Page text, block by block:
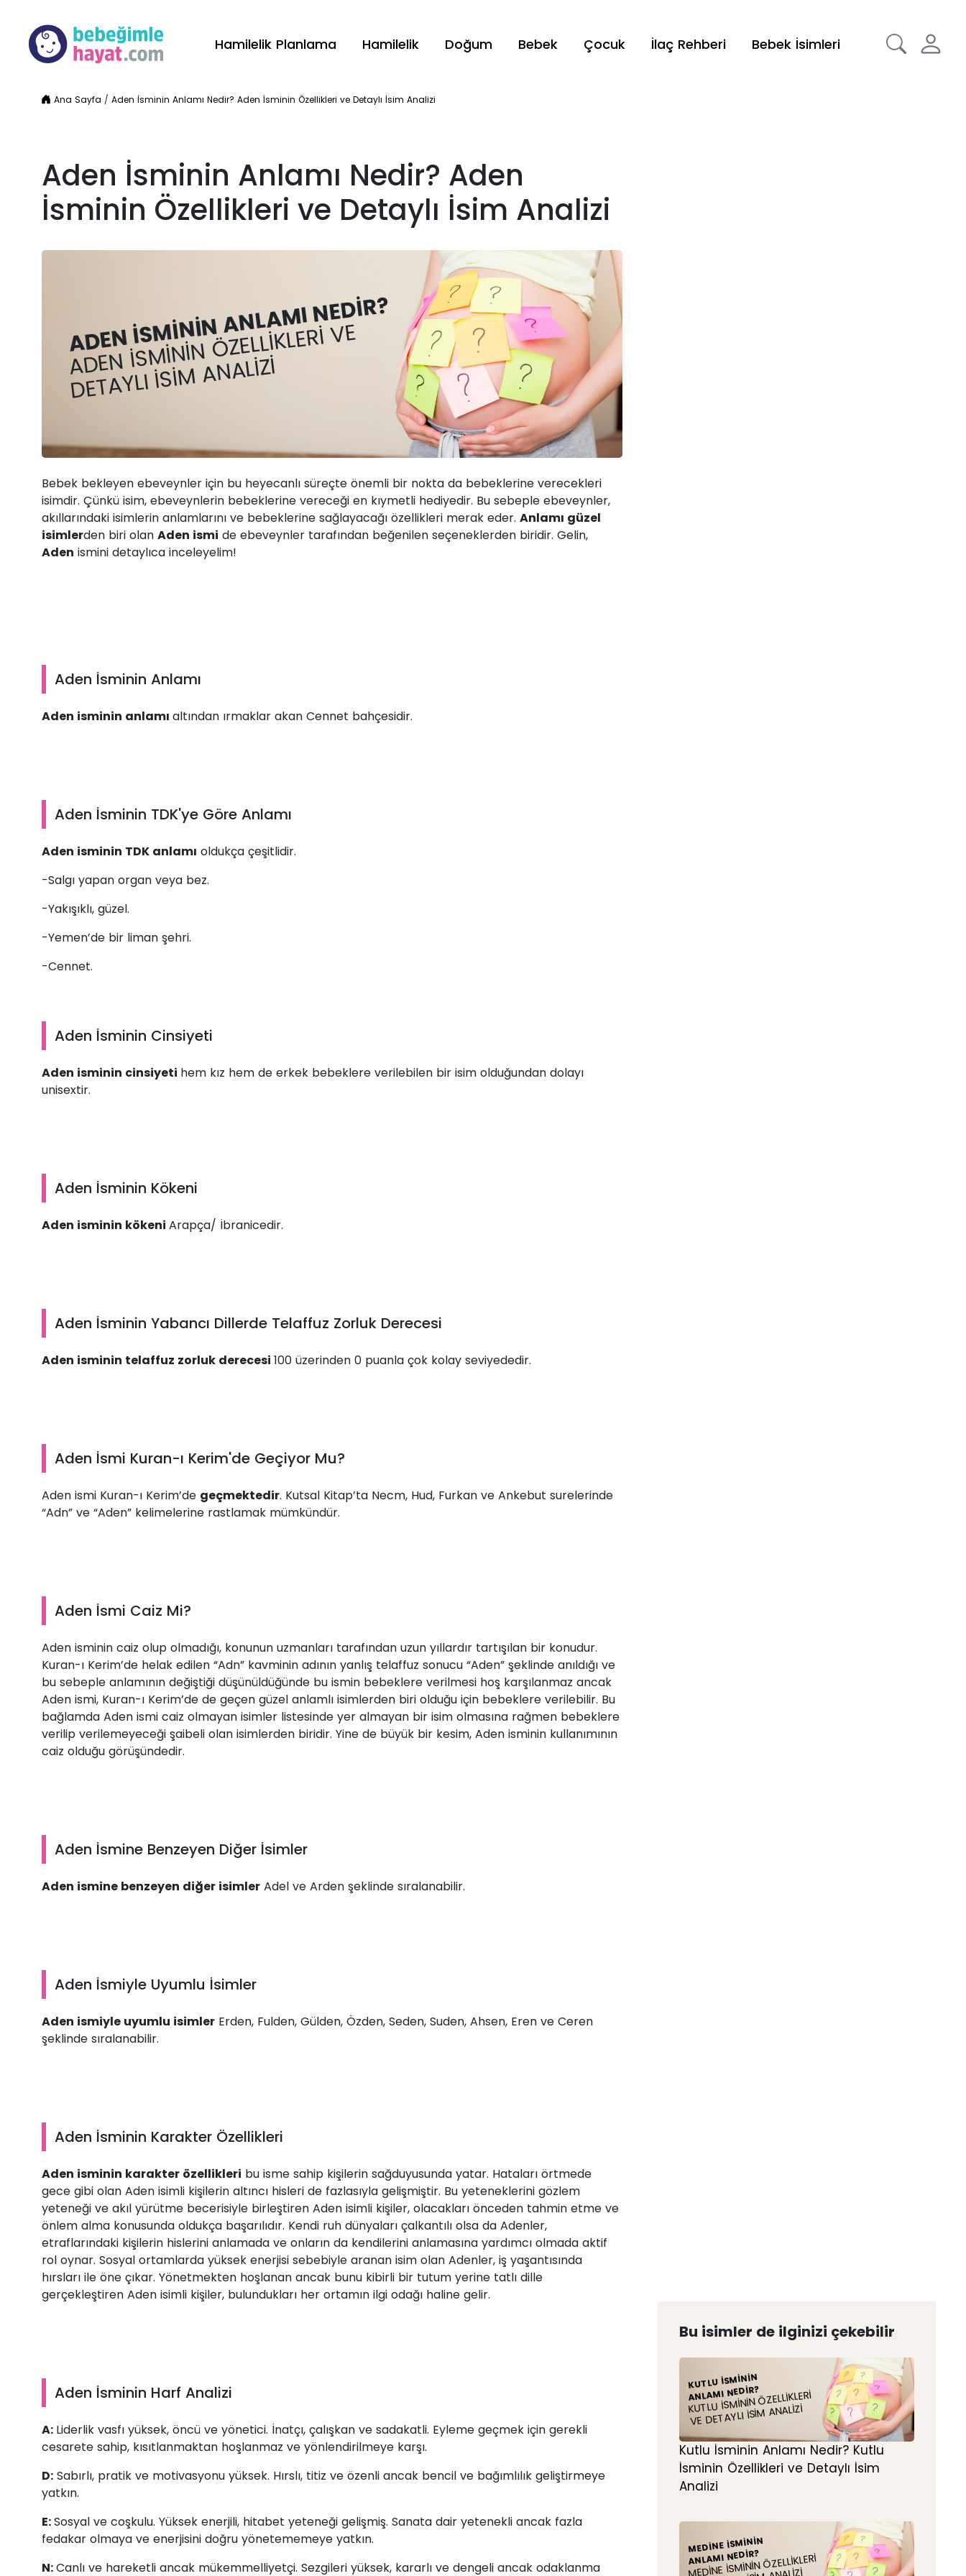
Hamilelik Planlama Hamilelik Doğum Bebek Çocuk İlaç Rehberi Bebek İsimleri
Ana Sayfa /Aden İsminin Anlamı Nedir? Aden İsminin Özellikleri ve Detaylı İsim Analizi
Aden İsminin Anlamı Nedir? Aden
İsminin Özellikleri ve Detaylı İsim Analizi
ADEN İSMININ ANLAMI NEDIR?
ADEN İSMININ ÖZELLIKLERI VE
DETAYLI İSIM ANALIZI
Bebek bekleyen ebeveynler için bu heyecanlı süreçte önemli bir nokta da bebeklerine verecekleri
isimdir. Çünkü isim, ebeveynlerin bebeklerine vereceği en kıymetli hediyedir. Bu sebeple ebeveynler,
akıllarındaki isimlerin anlamlarını ve bebeklerine sağlayacağı özellikleri merak eder. Anlamı güzel
isimlerden biri olan Aden ismi de ebeveynler tarafından beğenilen seçeneklerden biridir. Gelin,
Aden ismini detaylıca inceleyelim!
Aden İsminin Anlamı
Aden isminin anlamı altından ırmaklar akan Cennet bahçesidir.
Aden İsminin TDK'ye Göre Anlamı
Aden isminin TDK anlamı oldukça çeşitlidir.
-Salgı yapan organ veya bez.
-Yakışıklı, güzel.
-Yemen’de bir liman şehri.
-Cennet.
Aden İsminin Cinsiyeti
Aden isminin cinsiyeti hem kız hem de erkek bebeklere verilebilen bir isim olduğundan dolayı
unisextir.
Aden İsminin Kökeni
Aden isminin kökeni Arapça/ İbranicedir.
Aden İsminin Yabancı Dillerde Telaffuz Zorluk Derecesi
Aden isminin telaffuz zorluk derecesi 100 üzerinden 0 puanla çok kolay seviyededir.
Aden İsmi Kuran-ı Kerim'de Geçiyor Mu?
Aden ismi Kuran-ı Kerim’de geçmektedir. Kutsal Kitap’ta Necm, Hud, Furkan ve Ankebut surelerinde
“Adn” ve “Aden” kelimelerine rastlamak mümkündür.
Aden İsmi Caiz Mi?
Aden isminin caiz olup olmadığı, konunun uzmanları tarafından uzun yıllardır tartışılan bir konudur.
Kuran-ı Kerim’de helak edilen “Adn” kavminin adının yanlış telaffuz sonucu “Aden” şeklinde anıldığı ve
bu sebeple anlamının değiştiği düşünüldüğünde bu ismin bebeklere verilmesi hoş karşılanmaz ancak
Aden ismi, Kuran-ı Kerim’de de geçen güzel anlamlı isimlerden biri olduğu için bebeklere verilebilir. Bu
bağlamda Aden ismi caiz olmayan isimler listesinde yer almayan bir isim olmasına rağmen bebeklere
verilip verilemeyeceği şaibeli olan isimlerden biridir. Yine de büyük bir kesim, Aden isminin kullanımının
caiz olduğu görüşündedir.
Aden İsmine Benzeyen Diğer İsimler
Aden ismine benzeyen diğer isimler Adel ve Arden şeklinde sıralanabilir.
Aden İsmiyle Uyumlu İsimler
Aden ismiyle uyumlu isimler Erden, Fulden, Gülden, Özden, Seden, Suden, Ahsen, Eren ve Ceren
şeklinde sıralanabilir.
Aden İsminin Karakter Özellikleri
Aden isminin karakter özellikleri bu isme sahip kişilerin sağduyusunda yatar. Hataları örtmede
gece gibi olan Aden isimli kişilerin altıncı hisleri de fazlasıyla gelişmiştir. Bu yeteneklerini gözlem
yeteneği ve akıl yürütme becerisiyle birleştiren Aden isimli kişiler, olacakları önceden tahmin etme ve
önlem alma konusunda oldukça başarılıdır. Kendi ruh dünyaları çalkantılı olsa da Adenler,
etraflarındaki kişilerin hislerini anlamada ve onların da kendilerini anlamasına yardımcı olmada aktif
rol oynar. Sosyal ortamlarda yüksek enerjisi sebebiyle aranan isim olan Adenler, iş yaşantısında
hırsları ile öne çıkar. Yönetmekten hoşlanan ancak bunu kibirli bir tutum yerine tatlı dille
gerçekleştiren Aden isimli kişiler, bulundukları her ortamın ilgi odağı haline gelir.
Aden İsminin Harf Analizi
A: Liderlik vasfı yüksek, öncü ve yönetici. İnatçı, çalışkan ve sadakatli. Eyleme geçmek için gerekli
cesarete sahip, kısıtlanmaktan hoşlanmaz ve yönlendirilmeye karşı.
D: Sabırlı, pratik ve motivasyonu yüksek. Hırslı, titiz ve özenli ancak bencil ve bağımlılık geliştirmeye
yatkın.
E:Sosyal ve coşkulu. Yüksek enerjili, hitabet yeteneği gelişmiş. Sanata dair yetenekli ancak fazla
fedakar olmaya ve enerjisini doğru yönetememeye yatkın.
N:Canlı ve hareketli ancak mükemmelliyetçi. Sezgileri yüksek, kararlı ve dengeli ancak odaklanma
Bu isimler de ilginizi çekebilir
KUTLU İSMININ
ANLAMI NEDIR?
KUTLU İSMININ ÖZELLIKLERI
VE DETAYLI İSIM ANALIZI
Kutlu İsminin Anlamı Nedir? Kutlu
İsminin Özellikleri ve Detaylı İsim
Analizi
MEDINE İSMININ
ANLAMI NEDIR?
MEDINE İSMININ ÖZELLIKLERI